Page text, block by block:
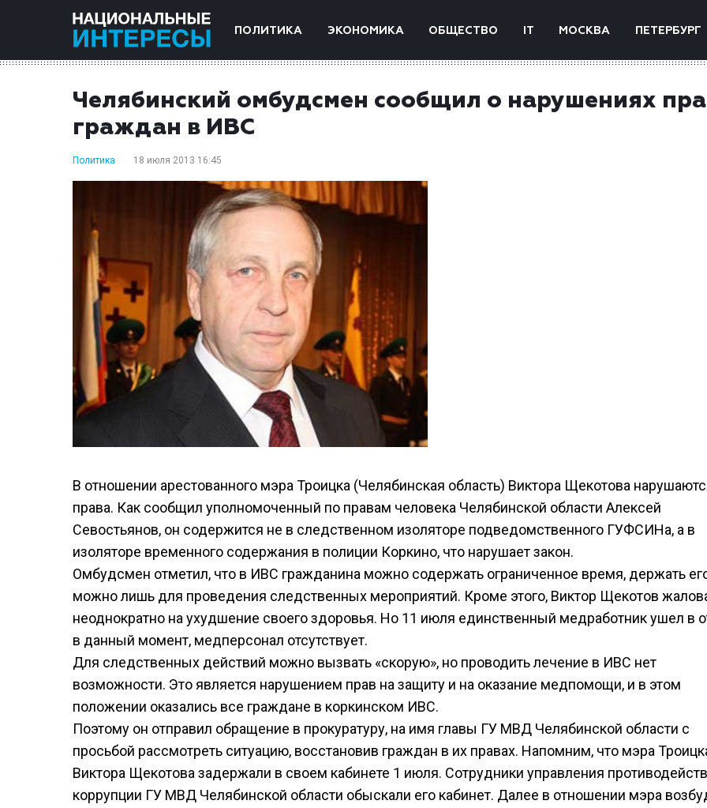
ПОЛИТИКА ЭКОНОМИКА ОБЩЕСТВО IT МОСКВА ПЕТЕРБУРГ
Челябинский омбудсмен сообщил о нарушениях
граждан в ИВС
Политика 18 июля 2013 16:45
В отношении арестованного мэра Троицка (Челябинская область) Виктора Щекотова
права. Как сообщил уполномоченный по правам человека Челябинской области Алексей
Севостьянов, он содержится не в следственном изоляторе подведомственного ГУФСИНа, а в
изоляторе временного содержания в полиции Коркино, что нарушает закон.
Омбудсмен отметил, что в ИВС гражданина можно содержать ограниченное время, держать
можно лишь для проведения следственных мероприятий. Кроме этого, Виктор Щекотов
неоднократно на ухудшение своего здоровья. Но 11 июля единственный медработник ушел в
в данный момент, медперсонал отсутствует.
Для следственных действий можно вызвать «скорую», но проводить лечение в ИВС нет
возможности. Это является нарушением прав на защиту и на оказание медпомощи, и в этом
положении оказались все граждане в коркинском ИВС.
Поэтому он отправил обращение в прокуратуру, на имя главы ГУ МВД Челябинской области с
просьбой рассмотреть ситуацию, восстановив граждан в их правах. Напомним, что мэра
Виктора Щекотова задержали в своем кабинете 1 июля. Сотрудники управления
коррупции ГУ МВД Челябинской области обыскали его кабинет. Далее в отношении мэра